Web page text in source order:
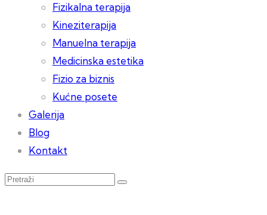
Fizikalna terapija
Kineziterapija
Manuelna terapija
Medicinska estetika
Fizio za biznis
Kućne posete
Galerija
Blog
Kontakt